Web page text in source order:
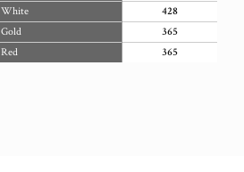
White
428
Gold
365
Red
365